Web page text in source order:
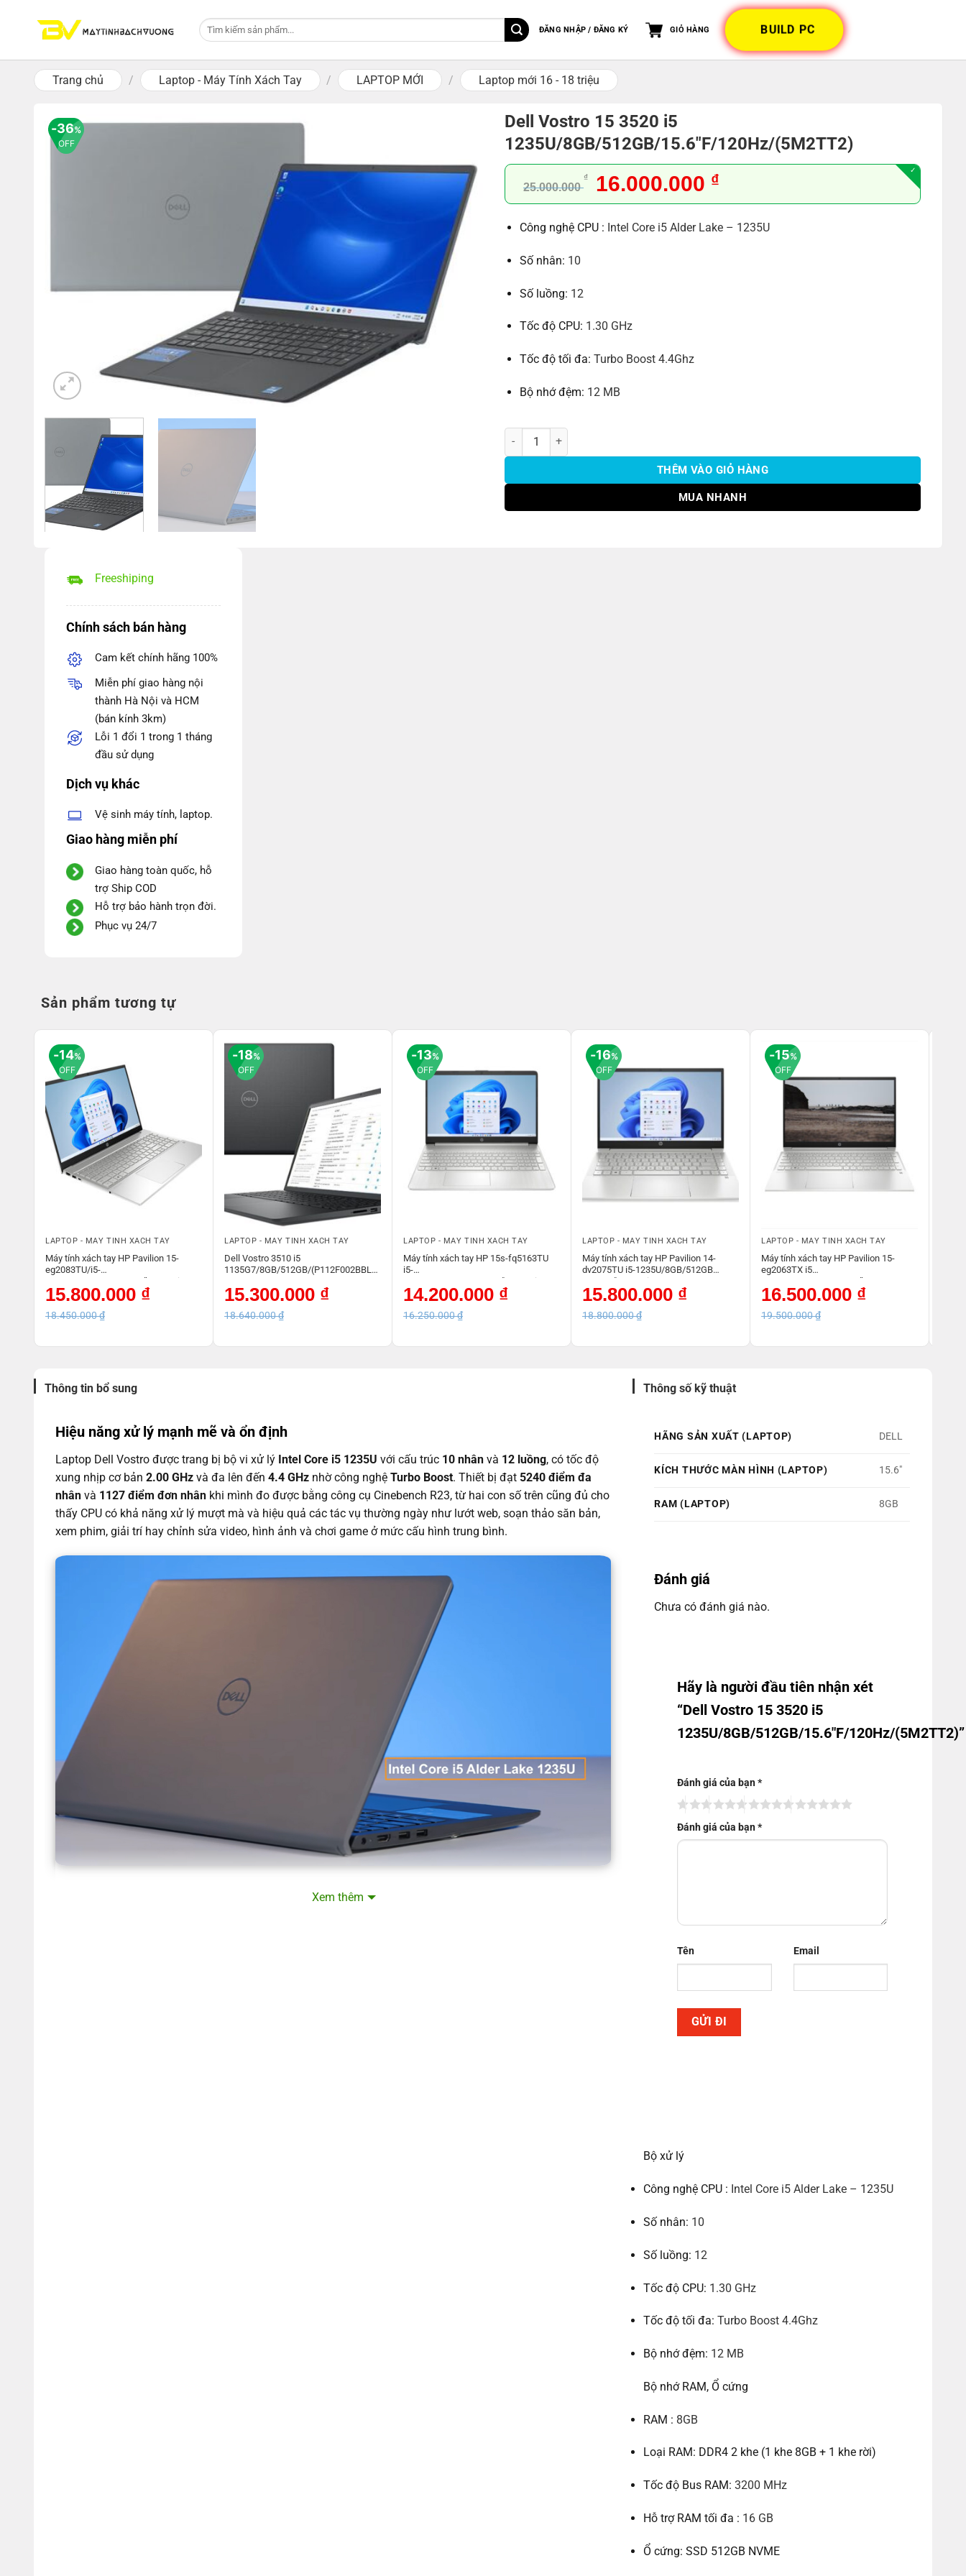
Tìm
kiếm:
ĐĂNG NHẬP / ĐĂNG KÝ GIỎ HÀNG BUILD PC
Trang chủ / Laptop - Máy Tính Xách Tay / LAPTOP MỚI / Laptop mới 16 - 18 triệu
36%
OFF
Dell Vostro 15 3520 i5
1235U/8GB/512GB/15.6″F/120Hz/(5M2TT2)
25.000.000
₫
Giá
gốc
25.000.000 ₫.
16.000.000 ₫Giá
hiện
là:
Công nghệ CPU : Intel Core i5 Alder Lake – 1235U
Số nhân: 10
Số luồng: 12
Tốc độ CPU: 1.30 GHz
Tốc độ tối đa: Turbo Boost 4.4Ghz
Bộ nhớ đệm: 12 MB
Dell Vostro 15 3520 i5 1235U/8GB/512GB/15.6"F/120Hz/(5M2TT2) số lượng
THÊM VÀO GIỎ HÀNG
MUA NHANH
Freeshiping
Chính sách bán hàng
Cam kết chính hãng 100%
Miễn phí giao hàng nội
thành Hà Nội và HCM
(bán kính 3km)
Lỗi 1 đổi 1 trong 1 tháng
đầu sử dụng
Dịch vụ khác
Vệ sinh máy tính, laptop.
Giao hàng miễn phí
Giao hàng toàn quốc, hỗ
trợ Ship COD
Hỗ trợ bảo hành trọn đời.
Phục vụ 24/7
Sản phẩm tương tự
14%
OFF
LAPTOP - MÁY TÍNH XÁCH TAY
Máy tính xách tay HP Pavilion 15-
eg2083TU/i5-
1240P/8GB/512GB/15.6”FHD/Win11_
Bạc_7C 0W9PA
18.450.000₫
Giá
gốc
là:
18.450.000 ₫.
15.800.000 ₫
Giá
hiện
tại
là:
18%
OFF
LAPTOP - MÁY TÍNH XÁCH TAY
Dell Vostro 3510 i5
1135G7/8GB/512GB/(P112F002BBL)/
18.640.000₫
Giá
gốc
là:
18.640.000 ₫.
15.300.000 ₫
Giá
hiện
tại
là:
13%
OFF
LAPTOP - MÁY TÍNH XÁCH TAY
Máy tính xách tay HP 15s-fq5163TU
i5-
1235U/8GB/256GB/15.6″FHD/Win11_
Bạc_7C135PA
16.250.000₫
Giá
gốc
là:
16.250.000 ₫.
14.200.000 ₫
Giá
hiện
tại
là:
16%
OFF
LAPTOP - MÁY TÍNH XÁCH TAY
Máy tính xách tay HP Pavilion 14-
dv2075TU i5-1235U/8GB/512GB
SSD/14″FHD/Win11_Bạc_7C0W2PA
18.800.000₫
Giá
gốc
là:
18.800.000 ₫.
15.800.000 ₫
Giá
hiện
tại
là:
15%
OFF
LAPTOP - MÁY TÍNH XÁCH TAY
Máy tính xách tay HP Pavilion 15-
eg2063TX i5
1235U/8GB/512GB/15.6”/MX550
2GB/Win11_Bạc_7C0Q2PA
19.500.000₫
Giá
gốc
là:
19.500.000 ₫.
16.500.000 ₫
Giá
hiện
tại
là:
Thông tin bổ sung
Hiệu năng xử lý mạnh mẽ và ổn định
Laptop Dell Vostro được trang bị bộ vi xử lý Intel Core i5 1235U với cấu trúc 10 nhân và 12 luồng, có tốc độ
xung nhịp cơ bản 2.00 GHz và đa lên đến 4.4 GHz nhờ công nghệ Turbo Boost. Thiết bị đạt 5240 điểm đa
nhân và 1127 điểm đơn nhân khi mình đo được bằng công cụ Cinebench R23, từ hai con số trên cũng đủ cho
thấy CPU có khả năng xử lý mượt mà và hiệu quả các tác vụ thường ngày như lướt web, soạn thảo săn bản,
xem phim, giải trí hay chỉnh sửa video, hình ảnh và chơi game ở mức cấu hình trung bình.
đối với một người dùng là sinh viên như mình vẫn đủ để sử dụng cho các tác vụ học tập,
Xem thêm
Thông số kỹ thuật
HÃNG SẢN XUẤT (LAPTOP) DELL
KÍCH THƯỚC MÀN HÌNH (LAPTOP) 15.6"
RAM (LAPTOP) 8GB
Đánh giá
Chưa có đánh giá nào.
Hãy là người đầu tiên nhận xét
“Dell Vostro 15 3520 i5
1235U/8GB/512GB/15.6″F/120Hz/(5M2TT2)”
Đánh giá của bạn*
Đánh giá của bạn*
Tên Email
Bộ xử lý
Công nghệ CPU : Intel Core i5 Alder Lake – 1235U
Số nhân: 10
Số luồng: 12
Tốc độ CPU: 1.30 GHz
Tốc độ tối đa:Turbo Boost 4.4Ghz
Bộ nhớ đệm: 12 MB
Bộ nhớ RAM, Ổ cứng
RAM : 8GB
Loại RAM: DDR4 2 khe (1 khe 8GB + 1 khe rời)
Tốc độ Bus RAM:3200 MHz
Hỗ trợ RAM tối đa : 16 GB
Ổ cứng: SSD 512GB NVME